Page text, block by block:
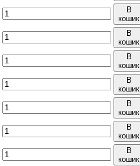
В
кошик
В
кошик
В
кошик
В
кошик
В
кошик
В
кошик
В
кошик